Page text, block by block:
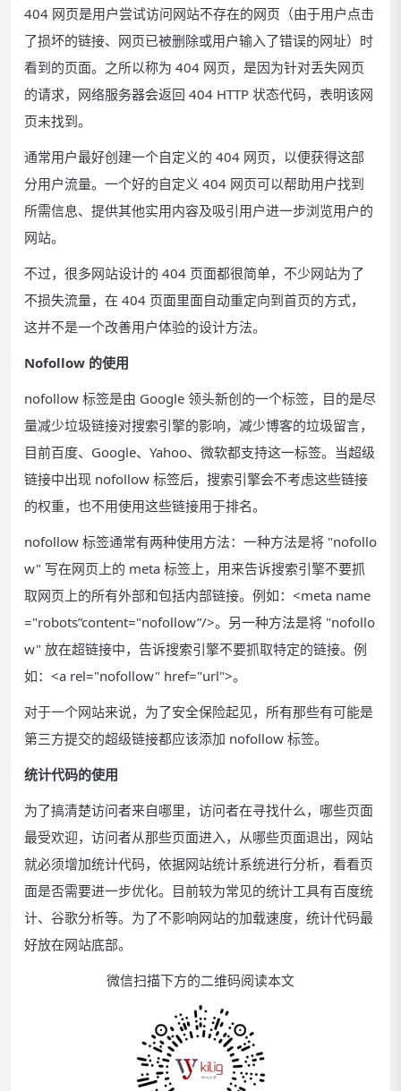
404 网页是用户尝试访问网站不存在的网页（由于用户点击
了损坏的链接、网页已被删除或用户输入了错误的网址）时
看到的页面。之所以称为 404 网页，是因为针对丢失网页
的请求，网络服务器会返回 404 HTTP 状态代码，表明该网
页未找到。
通常用户最好创建一个自定义的 404 网页，以便获得这部
分用户流量。一个好的自定义 404 网页可以帮助用户找到
所需信息、提供其他实用内容及吸引用户进一步浏览用户的
网站。
不过，很多网站设计的 404 页面都很简单，不少网站为了
不损失流量，在 404 页面里面自动重定向到首页的方式，
这并不是一个改善用户体验的设计方法。
Nofollow 的使用
nofollow 标签是由 Google 领头新创的一个标签，目的是尽
量减少垃圾链接对搜索引擎的影响，减少博客的垃圾留言，
目前百度、Google、Yahoo、微软都支持这一标签。当超级
链接中出现 nofollow 标签后，搜索引擎会不考虑这些链接
的权重，也不用使用这些链接用于排名。
nofollow 标签通常有两种使用方法：一种方法是将 "nofollo
w" 写在网页上的 meta 标签上，用来告诉搜索引擎不要抓
取网页上的所有外部和包括内部链接。例如：<meta name
="robots”content="nofollow”/>。另一种方法是将 "nofollo
w" 放在超链接中，告诉搜索引擎不要抓取特定的链接。例
如：<a rel="nofollow" href="url">。
对于一个网站来说，为了安全保险起见，所有那些有可能是
第三方提交的超级链接都应该添加 nofollow 标签。
统计代码的使用
为了搞清楚访问者来自哪里，访问者在寻找什么，哪些页面
最受欢迎，访问者从那些页面进入，从哪些页面退出，网站
就必须增加统计代码，依据网站统计系统进行分析，看看页
面是否需要进一步优化。目前较为常见的统计工具有百度统
计、谷歌分析等。为了不影响网站的加载速度，统计代码最
好放在网站底部。
微信扫描下方的二维码阅读本文